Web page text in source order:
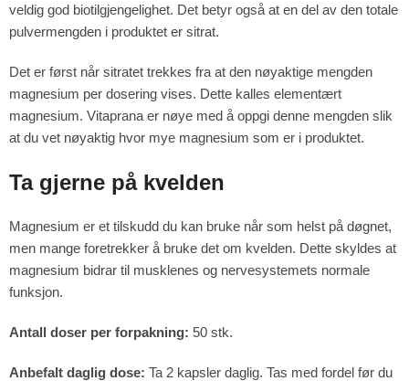
veldig god biotilgjengelighet. Det betyr også at en del av den totale
pulvermengden i produktet er sitrat.
Det er først når sitratet trekkes fra at den nøyaktige mengden
magnesium per dosering vises. Dette kalles elementært
magnesium. Vitaprana er nøye med å oppgi denne mengden slik
at du vet nøyaktig hvor mye magnesium som er i produktet.
Ta gjerne på kvelden
Magnesium er et tilskudd du kan bruke når som helst på døgnet,
men mange foretrekker å bruke det om kvelden. Dette skyldes at
magnesium bidrar til musklenes og nervesystemets normale
funksjon.
Antall doser per forpakning: 50 stk.
Anbefalt daglig dose: Ta 2 kapsler daglig. Tas med fordel før du